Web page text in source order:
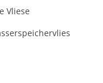
Vliese